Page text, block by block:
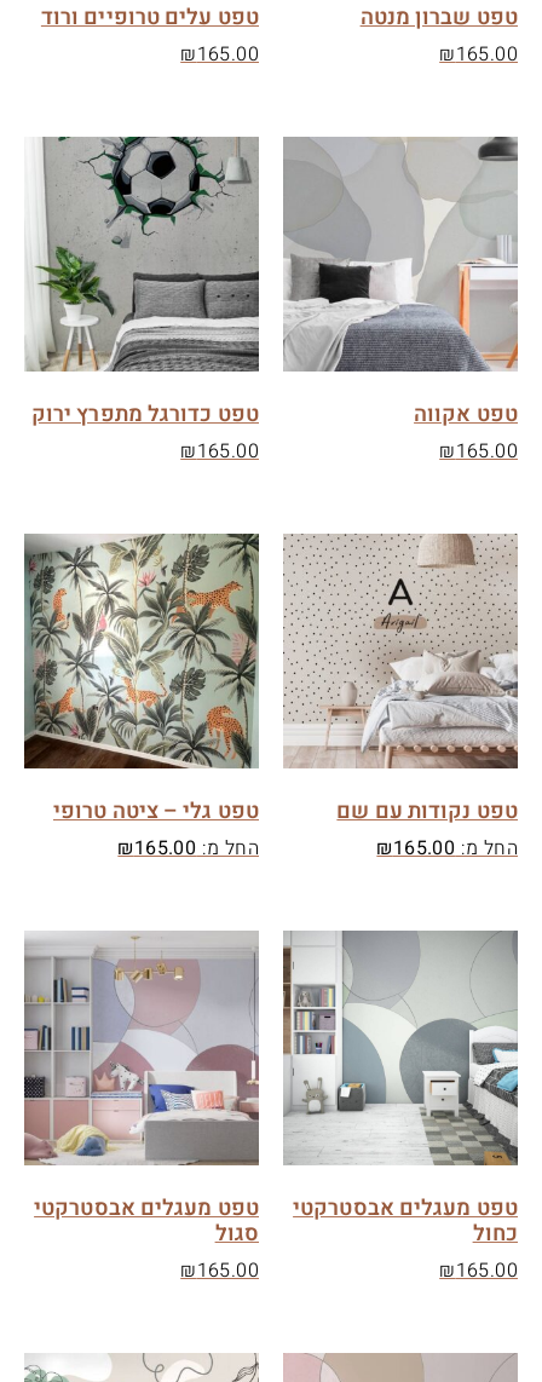
טפט שברון מנטה
₪165.00
טפט עלים טרופיים ורוד
₪165.00
טפט אקווה
₪165.00
טפט כדורגל מתפרץ ירוק
₪165.00
טפט נקודות עם שם
החל מ: ₪165.00
טפט גלי – ציטה טרופי
החל מ: ₪165.00
טפט מעגלים אבסטרקטי
כחול
₪165.00
טפט מעגלים אבסטרקטי
סגול
₪165.00